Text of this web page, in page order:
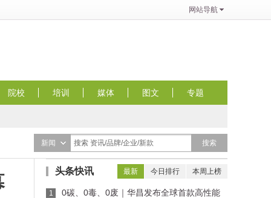
网站导航
院校 培训 媒体 图文 专题
新闻 搜索 资讯/品牌/企业/新款 搜索
最新 今日排行 本周上榜
头条快讯
1
0碳、0毒、0废｜华昌发布全球首款高性能